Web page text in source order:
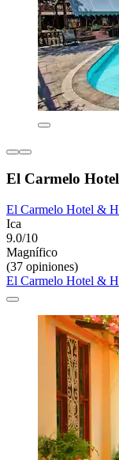
El Carmelo
El Carmelo Hotel &
Ica
9.0/10
Magnífico
(37 opiniones)
El Carmelo Hotel &